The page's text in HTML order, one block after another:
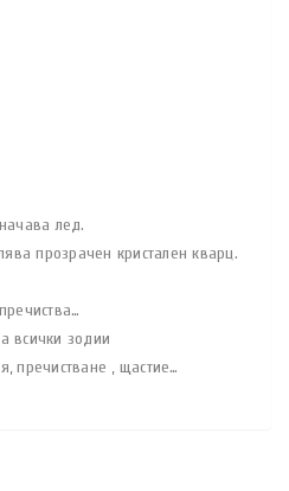
лед.
прозрачен кристален кварц.
всички зодии
пречистване , щастие…